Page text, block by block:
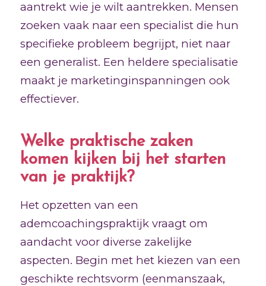
aantrekt wie je wilt aantrekken. Mensen
zoeken vaak naar een specialist die hun
specifieke probleem begrijpt, niet naar
een generalist. Een heldere specialisatie
maakt je marketinginspanningen ook
effectiever.
Welke praktische zaken
komen kijken bij het starten
van je praktijk?
Het opzetten van een
ademcoachingspraktijk vraagt om
aandacht voor diverse zakelijke
aspecten. Begin met het kiezen van een
geschikte rechtsvorm (eenmanszaak,